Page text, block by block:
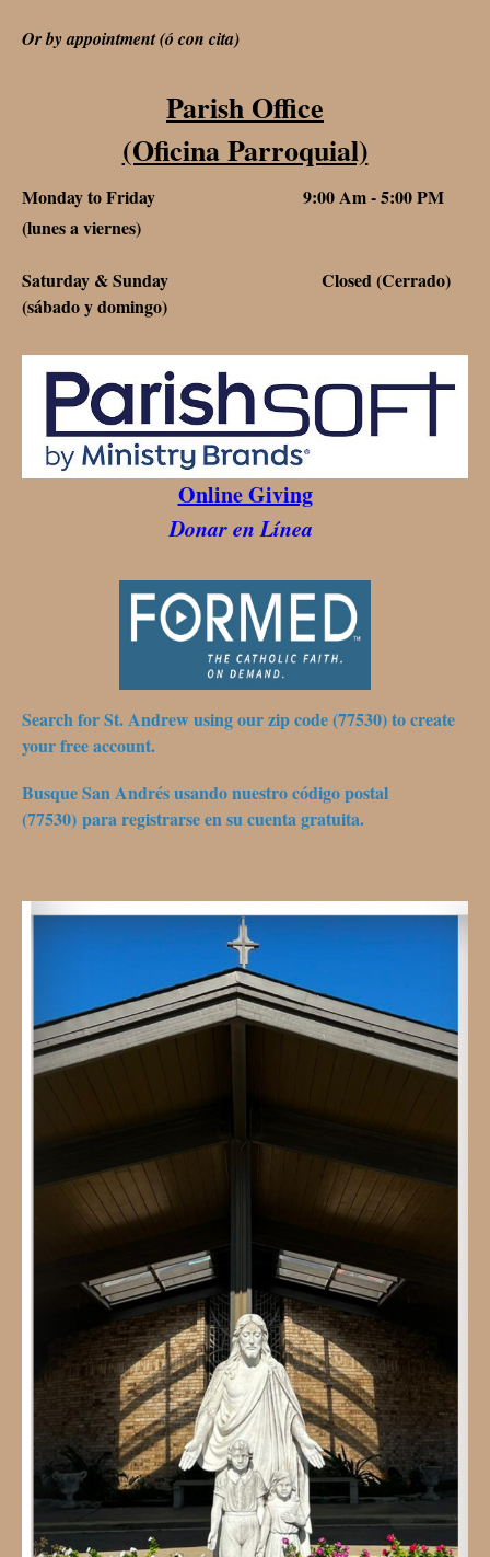
Or by appointment (ó con cita)
Parish Office
(Oficina Parroquial)
Monday to Friday 9:00 Am - 5:00 PM
(lunes a viernes)
Saturday & Sunday Closed (Cerrado)
(sábado y domingo)
Online Giving
Donar en Línea
Search for St. Andrew using our zip code (77530) to create
your free account.
Busque San Andrés usando nuestro código postal
(77530) para registrarse en su cuenta gratuita.